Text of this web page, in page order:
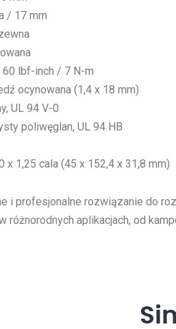
/ 17 mm
60 lbf-inch / 7 N-m
ocynowana (1,4 x 18 mm)
UL 94 V-0
poliwęglan, UL 94 HB
x 1,25 cala (45 x 152,4 x 31,8 mm)
i profesjonalne rozwiązanie do
aplikacjach, od